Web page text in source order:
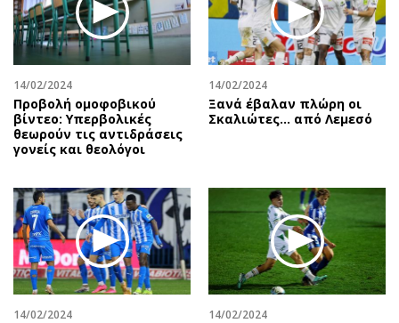
14/02/2024
Προβολή ομοφοβικού
βίντεο: Υπερβολικές
θεωρούν τις αντιδράσεις
γονείς και θεολόγοι
14/02/2024
Ξανά έβαλαν πλώρη οι
Σκαλιώτες… από Λεμεσό
14/02/2024 14/02/2024